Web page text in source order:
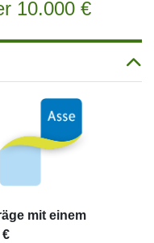
10.000 €
mit einem